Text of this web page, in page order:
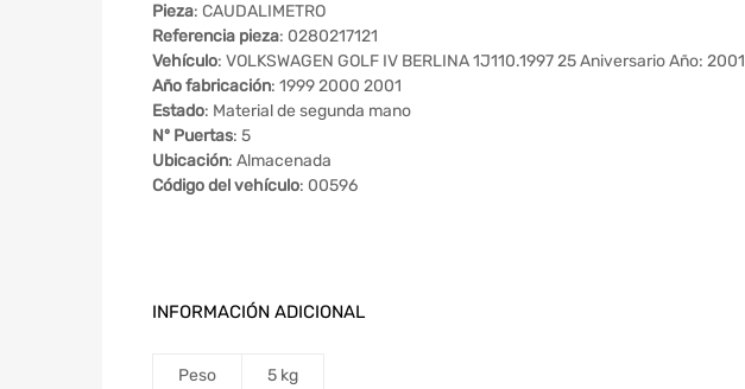
Pieza: CAUDALIMETRO
Referencia pieza: 0280217121
Vehículo: VOLKSWAGEN GOLF IV BERLINA 1J110.1997 25 Aniversario Año: 2001
Año fabricación: 1999 2000 2001
Estado: Material de segunda mano
Nº Puertas: 5
Ubicación: Almacenada
Código del vehículo: 00596
INFORMACIÓN ADICIONAL
Peso 5 kg